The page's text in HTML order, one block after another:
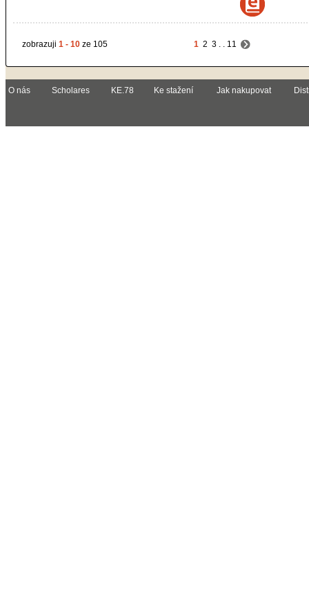
zobrazuji 1 - 10 ze 105 1 2 3. . 11
O nás Scholares KE.78 Ke stažení Jak nakupovat